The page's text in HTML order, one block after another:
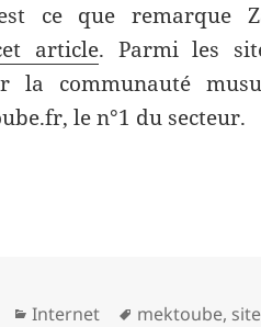
ce que remarque
article. Parmi les
la communauté
le n°1 du secteur.
Categories
Internet Tags
mektoube,